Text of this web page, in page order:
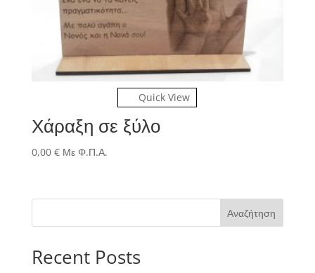
Quick View
Χάραξη σε ξύλο
0,00 € Με Φ.Π.Α.
Αναζήτηση
Recent Posts